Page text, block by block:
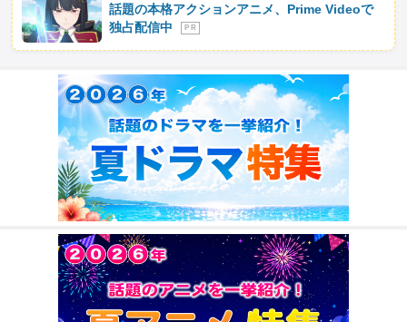
話題の本格アクションアニメ、Prime Videoで
独占配信中
P R